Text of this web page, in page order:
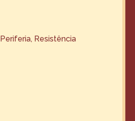
Periferia, Resistência